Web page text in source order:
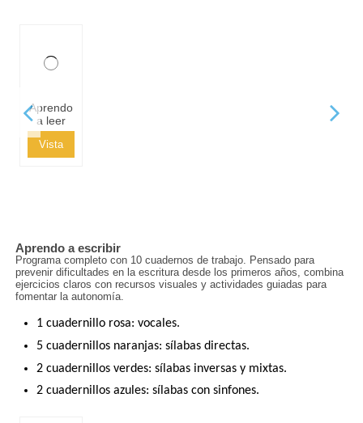
Aprendo
a leer
Vista
Aprendo a escribir
Programa completo con 10 cuadernos de trabajo. Pensado para
prevenir dificultades en la escritura desde los primeros años, combina
ejercicios claros con recursos visuales y actividades guiadas para
fomentar la autonomía.
1 cuadernillo rosa: vocales.
5 cuadernillos naranjas: sílabas directas.
2 cuadernillos verdes: sílabas inversas y mixtas.
2 cuadernillos azules: sílabas con sinfones.